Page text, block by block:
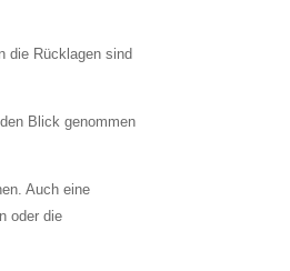
die Rücklagen sind
Blick genommen
Auch eine
oder die